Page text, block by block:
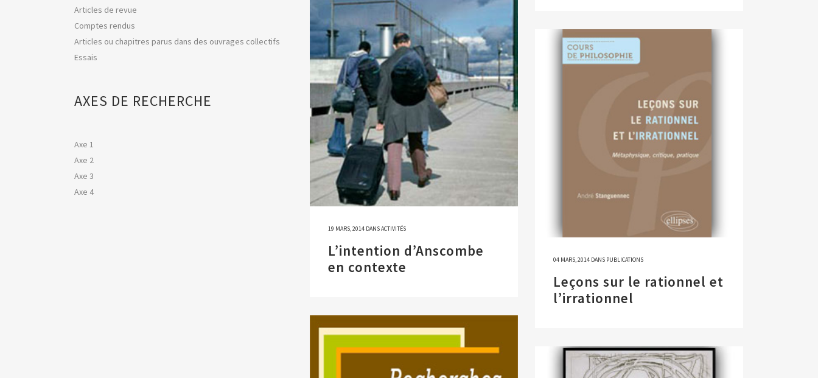
Articles de revue
Comptes rendus
Articles ou chapitres parus dans des ouvrages collectifs
Essais
AXES DE RECHERCHE
Axe 1
Axe 2
Axe 3
Axe 4
19 MARS, 2014DANSACTIVITÉS
L’intention d’Anscombe
en contexte
04 MARS, 2014DANS PUBLICATIONS
Leçons sur le rationnel et
l’irrationnel